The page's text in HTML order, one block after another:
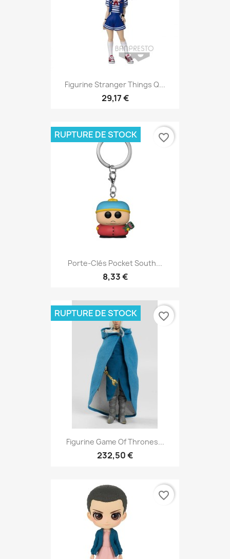
Figurine Stranger Things Q...
29,17 €
Porte-Clés Pocket South...
8,33 €
RUPTURE DE STOCK favorite_border
Figurine Game Of Thrones...
232,50 €
RUPTURE DE STOCK favorite_border
favorite_border